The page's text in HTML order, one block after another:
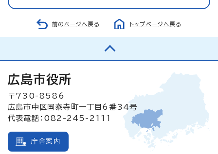
前のページへ戻る トップページへ戻る
広島市役所
〒730-8586
広島市中区国泰寺町一丁目6番34号
代表電話：082-245-2111
庁舎案内